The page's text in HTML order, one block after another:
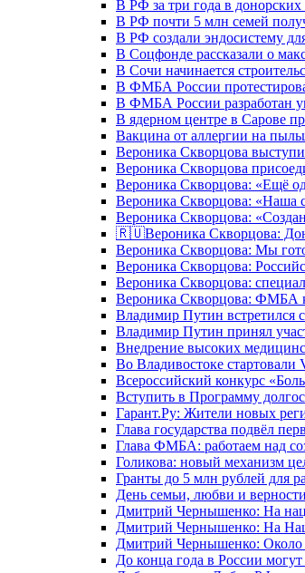
В РФ за три года в
В РФ почти 5 млн семей
В РФ создали эндосистему
В Соцфонде рассказали о
В Сочи начинается
В ФМБА России
В ФМБА России разработан
В ядерном центре в Сарове
Вакцина от аллергии на
Вероника Скворцова
Вероника Скворцова
Вероника Скворцова: «Ещё
Вероника Скворцова: «Наша
Вероника Скворцова:
🇷🇺Вероника Скворцова:
Вероника Скворцова: Мы
Вероника Скворцова:
Вероника Скворцова:
Вероника Скворцова: ФМБА
Владимир Путин встретился
Владимир Путин принял
Внедрение высоких
Во Владивостоке
Всероссийский конкурс
Вступить в Программу
Гарант.Ру: Жители новых
Глава государства подвёл
Глава ФМБА: работаем над
Голикова: новый механизм
Гранты до 5 млн рублей для
День семьи, любви и верности
Дмитрий Чернышенко: На
Дмитрий Чернышенко: На
Дмитрий Чернышенко: Около
До конца года в России